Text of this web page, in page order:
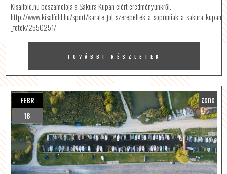
Kisalfold.hu beszámolója a Sakura Kupán elért eredményünkről.
http://www.kisalfold.hu/sport/karate_jol_szerepeltek_a_soproniak_a_sakura_kupan_-
_fotok/2550251/
TOVÁBBI RÉSZLETEK
FEBR
18
zene